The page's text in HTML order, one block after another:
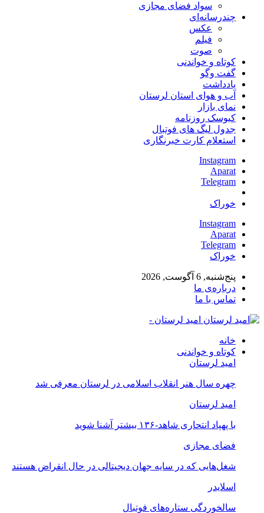
سواد فضای مجازی
چندرسانه‌ای
عكس
فیلم
صوت
کوتاه و خواندنی
گفت وگو
یادداشت
آب و هوای استان لرستان
نمای بازار
کیوسک روزنامه
جدول لیگ های فوتبال
استعلام کارت خبرنگاری
Instagram
Aparat
Telegram
خوراک
Instagram
Aparat
Telegram
خوراک
پنج‌شنبه, 6 آگوست, 2026
درباره‌ی ما
تماس با ما
امید لرستان -
خانه
کوتاه و خواندنی
امید لرستان
چهره سال هنر انقلاب اسلامی در لرستان معرفی شد
امید لرستان
با پهپاد انتحاری شاهد-۱۳۶ بیشتر آشنا شوید
فضای مجازی
شغل‌‌هایی که در سایه جهان دیجیتالی در حال انقراض هستند
اسلایدر
سالخوردگی ستاره‌های فوتبال